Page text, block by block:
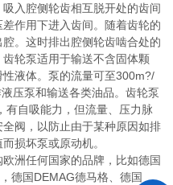
入腔侧轮齿相互脱开处的齿间
作用下进入齿间。随着齿轮的
。这时排出腔侧轮齿啮合处的
轮泵适用于输送不含固体颗
液体。泵的流量可至300m?/
压泵和输送各类油品。齿轮泵
有自吸能力，但流量、压力脉
阀，以防止由于某种原因如排
损坏泵或原动机。
洲任何国家的品牌，比如德国
德国DEMAG德马格、德国